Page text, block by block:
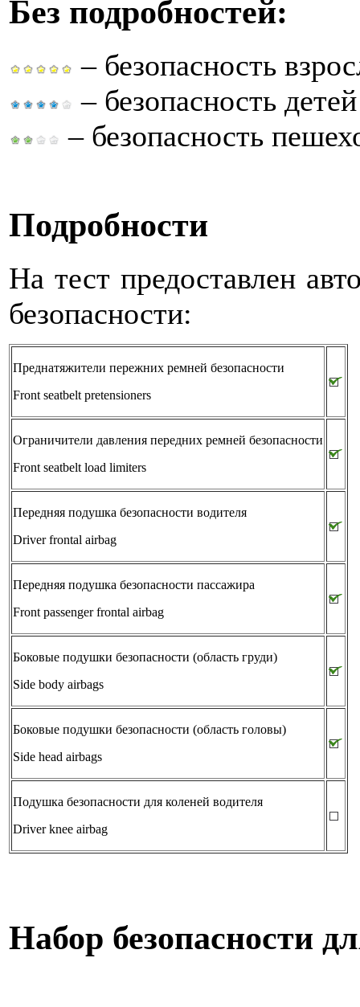
Без подробностей:
– безопасность
– безопасность детей
– безопасность
Подробности
На тест предоставлен
безопасности:
Преднатяжители пережних ремней безопасности
Front seatbelt pretensioners
Ограничители давления передних ремней безопасности
Front seatbelt load limiters
Передняя подушка безопасности водителя
Driver frontal airbag
Передняя подушка безопасности пассажира
Front passenger frontal airbag
Боковые подушки безопасности (область груди)
Side body airbags
Боковые подушки безопасности (область головы)
Side head airbags
Подушка безопасности для коленей водителя
Driver knee airbag
Набор безопасности